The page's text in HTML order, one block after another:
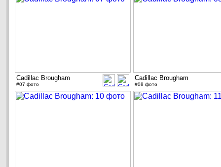
Cadillac Brougham
#07 фото
Cadillac Brougham
#08 фото